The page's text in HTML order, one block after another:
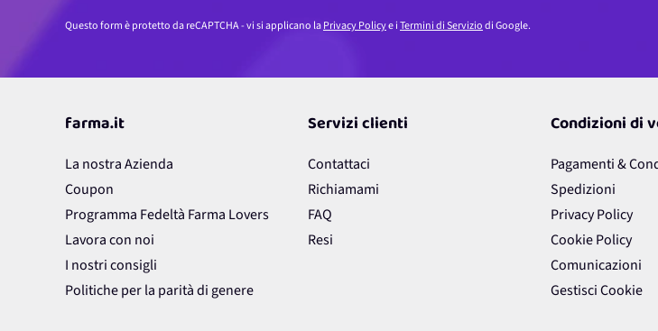
Questo form è protetto da reCAPTCHA - vi si applicano laPrivacy Policye iTermini di Serviziodi Google.
farma.it
La nostra Azienda
Coupon
Programma Fedeltà Farma Lovers
Lavora con noi
I nostri consigli
Politiche per la parità di genere
Servizi clienti
Contattaci
Richiamami
FAQ
Resi
Condizioni di
Pagamenti &
Spedizioni
Privacy Policy
Cookie Policy
Comunicazioni
Gestisci Cookie